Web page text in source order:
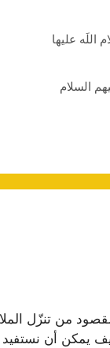
علیها
السلام
من تنزّل
يمكن أن